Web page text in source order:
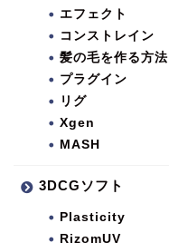
エフェクト
コンストレイン
髪の毛を作る方法
プラグイン
リグ
Xgen
MASH
3DCGソフト
Plasticity
RizomUV